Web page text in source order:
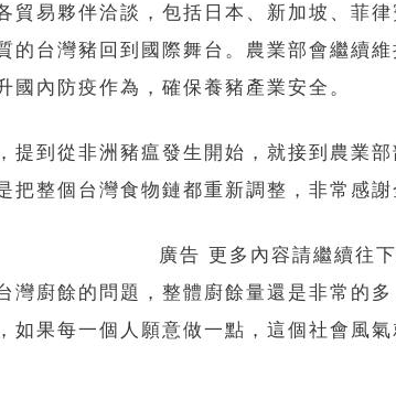
貿易夥伴洽談，包括日本、新加坡、菲
的台灣豬回到國際舞台。農業部會繼續
國內防疫作為，確保養豬產業安全。
提到從非洲豬瘟發生開始，就接到農業
把整個台灣食物鏈都重新調整，非常感
廣告 更多內容請繼續往
灣廚餘的問題，整體廚餘量還是非常的
如果每一個人願意做一點，這個社會風氣